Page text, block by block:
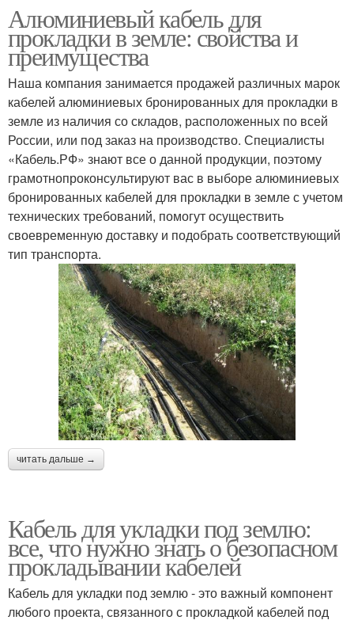
Алюминиевый кабель для
прокладки в земле: свойства и
преимущества
Наша компания занимается продажей различных марок
кабелей алюминиевых бронированных для прокладки в
земле из наличия со складов, расположенных по всей
России, или под заказ на производство. Специалисты
«Кабель.РФ» знают все о данной продукции, поэтому
грамотнопроконсультируют вас в выборе алюминиевых
бронированных кабелей для прокладки в земле с учетом
технических требований, помогут осуществить
своевременную доставку и подобрать соответствующий
тип транспорта.
читать дальше →
Кабель для укладки под землю:
все, что нужно знать о безопасном
прокладывании кабелей
Кабель для укладки под землю - это важный компонент
любого проекта, связанного с прокладкой кабелей под